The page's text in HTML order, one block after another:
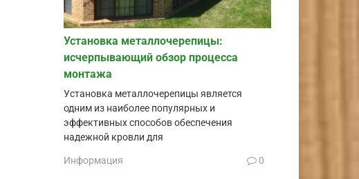
Установка металлочерепицы:
исчерпывающий обзор процесса
монтажа
Установка металлочерепицы является
одним из наиболее популярных и
эффективных способов обеспечения
надежной кровли для
Информация 0